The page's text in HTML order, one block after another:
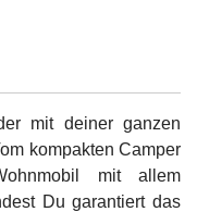
mit deiner ganzen
kompakten Camper
mit allem
Du garantiert das